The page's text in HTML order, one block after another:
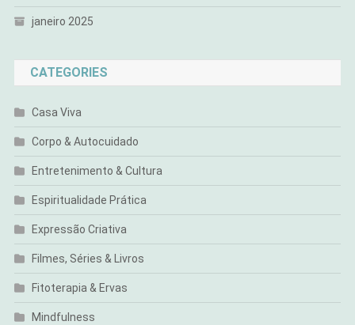
janeiro 2025
CATEGORIES
Casa Viva
Corpo & Autocuidado
Entretenimento & Cultura
Espiritualidade Prática
Expressão Criativa
Filmes, Séries & Livros
Fitoterapia & Ervas
Mindfulness